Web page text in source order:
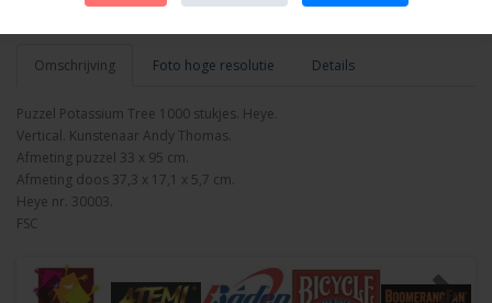
Bestellen
Omschrijving Foto hoge resolutie Details
Puzzel Potassium Tree 1000 stukjes. Heye.
Vertical. Kunstenaar Andy Thomas.
Afmeting puzzel 33 x 95 cm.
Afmeting doos 37,3 x 17,1 x 5,7 cm.
Heye nr. 30003.
FSC